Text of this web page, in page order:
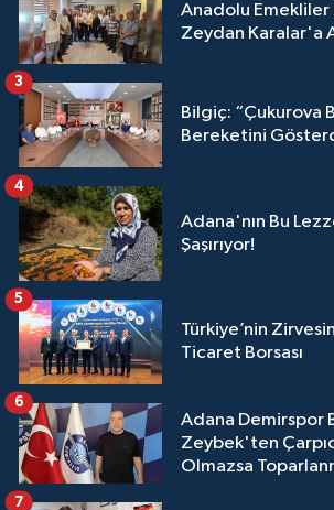
Anadolu
Zeydan Karalar'a
Bilgiç: “Çukurova
Bereketini
3
Adana'nın Bu
Şaşırıyor!
4
Türkiye’nin
Ticaret Borsası
5
Adana Demirspor
Zeybek'ten
Olmazsa
6
7